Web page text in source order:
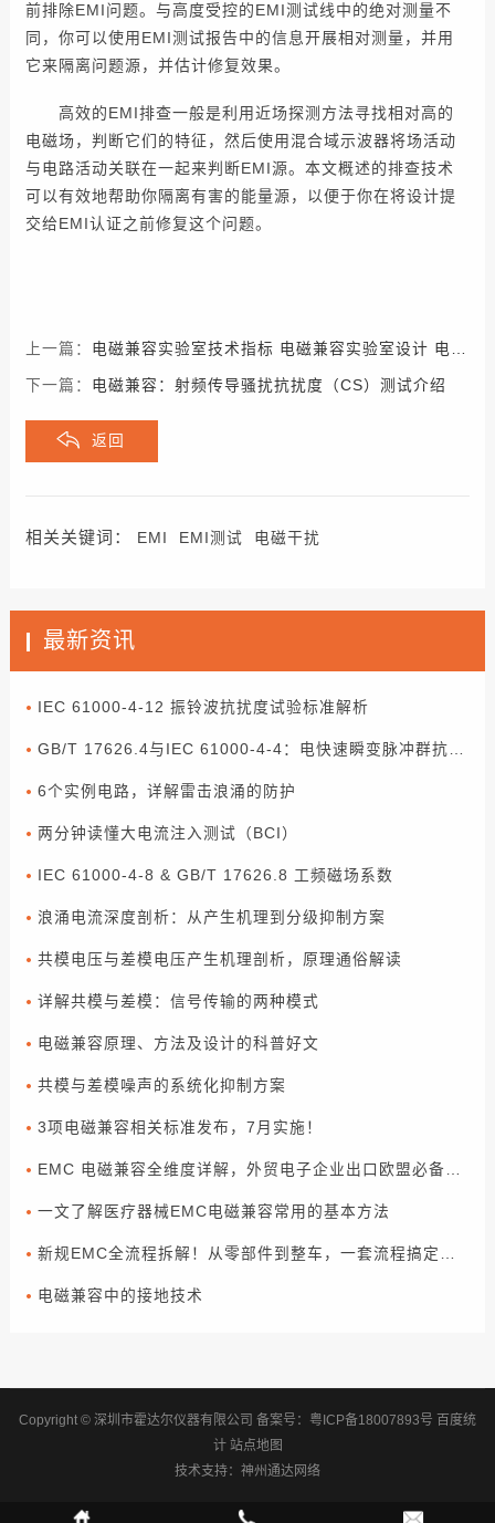
前排除EMI问题。与高度受控的EMI测试线中的绝对测量不
同，你可以使用EMI测试报告中的信息开展相对测量，并用
它来隔离问题源，并估计修复效果。
高效的EMI排查一般是利用近场探测方法寻找相对高的
电磁场，判断它们的特征，然后使用混合域示波器将场活动
与电路活动关联在一起来判断EMI源。本文概述的排查技术
可以有效地帮助你隔离有害的能量源，以便于你在将设计提
交给EMI认证之前修复这个问题。
上一篇： 电磁兼容实验室技术指标 电磁兼容实验室设计 电磁兼容实验室检测项目
下一篇： 电磁兼容：射频传导骚扰抗扰度（CS）测试介绍
返回
相关关键词： EMI EMI测试 电磁干扰
最新资讯
IEC 61000-4-12 振铃波抗扰度试验标准解析
6个实例电路，详解雷击浪涌的防护
两分钟读懂大电流注入测试（BCI）
IEC 61000-4-8 & GB/T 17626.8 工频磁场系数
浪涌电流深度剖析：从产生机理到分级抑制方案
共模电压与差模电压产生机理剖析，原理通俗解读
详解共模与差模：信号传输的两种模式
电磁兼容原理、方法及设计的科普好文
共模与差模噪声的系统化抑制方案
3项电磁兼容相关标准发布，7月实施！
一文了解医疗器械EMC电磁兼容常用的基本方法
电磁兼容中的接地技术
Copyright © 深圳市霍达尔仪器有限公司 备案号： 粤ICP备18007893号 百度统
计 站点地图
技术支持： 神州通达网络